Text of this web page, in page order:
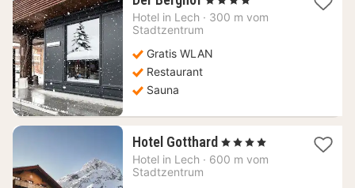
Nacht
€
Hotel in Lech · 300 m vom
Stadtzentrum
Gratis WLAN
Restaurant
Sauna
Hotel Gotthard 1
Nacht
, 4 Sterne
Hotel in Lech · 600 m vom
Stadtzentrum